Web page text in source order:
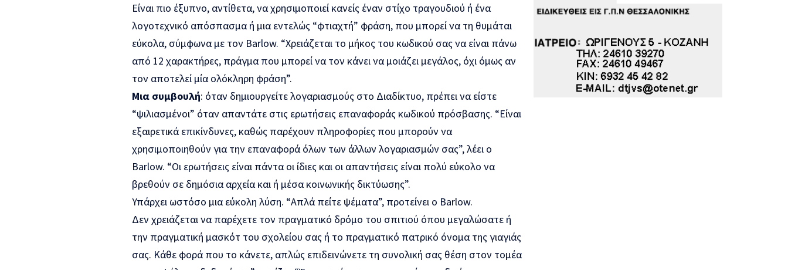
Είναι πιο έξυπνο, αντίθετα, να χρησιμοποιεί κανείς έναν στίχο τραγουδιού ή ένα
λογοτεχνικό απόσπασμα ή μια εντελώς “φτιαχτή” φράση, που μπορεί να τη θυμάται
εύκολα, σύμφωνα με τον Barlow. “Χρειάζεται το μήκος του κωδικού σας να είναι πάνω
από 12 χαρακτήρες, πράγμα που μπορεί να τον κάνει να μοιάζει μεγάλος, όχι όμως αν
τον αποτελεί μία ολόκληρη φράση”.
Μια συμβουλή: όταν δημιουργείτε λογαριασμούς στο Διαδίκτυο, πρέπει να είστε
“ψιλιασμένοι” όταν απαντάτε στις ερωτήσεις επαναφοράς κωδικού πρόσβασης. “Είναι
εξαιρετικά επικίνδυνες, καθώς παρέχουν πληροφορίες που μπορούν να
χρησιμοποιηθούν για την επαναφορά όλων των άλλων λογαριασμών σας”, λέει ο
Barlow. “Οι ερωτήσεις είναι πάντα οι ίδιες και οι απαντήσεις είναι πολύ εύκολο να
βρεθούν σε δημόσια αρχεία και ή μέσα κοινωνικής δικτύωσης”.
Υπάρχει ωστόσο μια εύκολη λύση. “Απλά πείτε ψέματα”, προτείνει ο Barlow.
Δεν χρειάζεται να παρέχετε τον πραγματικό δρόμο του σπιτιού όπου μεγαλώσατε ή
την πραγματική μασκότ του σχολείου σας ή το πραγματικό πατρικό όνομα της γιαγιάς
σας. Κάθε φορά που το κάνετε, απλώς επιδεινώνετε τη συνολική σας θέση στον τομέα